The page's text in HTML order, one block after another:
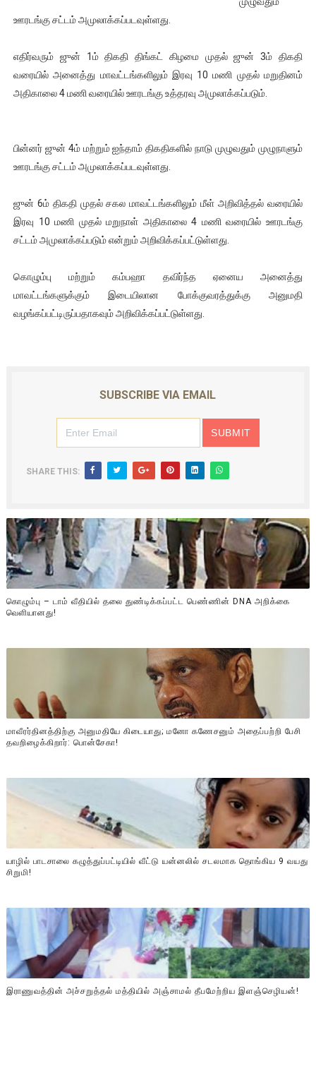
இளையராஜா – கமல் அவசர சந்திப்பு (படங்கள், விடியோ)
ஜனாதிபதி ஐக்கிய நாடுகளின் பொதுச் சபை கூட்டத்தில் இன்று
32 CM விநோத கன்றுக்குட்டி! (வீடியோ)
அல்வா கொடுக்கின்றது இலங்கை!
ஊரடங்கு சட்டம் அமுலாக்கப்படவுள்ளது.
எதிர்வரும் ஜுன் 1ம் திகதி திங்கட் கிழமை முதல் ஜுன் 3ம் திகதி
வரையில் அனைத்து மாவட்டங்களிலும் இரவு 10 மணி முதல் மறுதினம்
அதிகாலை 4 மணி வரையில் ஊரடங்கு உத்தரவு அமுலாக்கப்படும்.
பின்னர் ஜுன் 4ம் மற்றும் ஐந்தாம் திகதிகளில் நாடு முழுவதும் முழுநாளும்
ஊரடங்கு சட்டம் அமுலாக்கப்படவுள்ளது.
ஜுன் 6ம் திகதி முதல் சகல மாவட்டங்களிலும் மீள் அறிவித்தல் வரையில்
இரவு 10 மணி முதல் மறுநாள் அதிகாலை 4 மணி வரையில் ஊரடங்கு
சட்டம் அமுலாக்கப்படும் என்றும் அறிவிக்கப்பட்டுள்ளது.
கொழும்பு மற்றும் கம்பஹா தவிர்ந்த ஏனைய அனைத்து
மாவட்டங்களுக்கும் இடையிலான போக்குவரத்துக்கு அனுமதி
வழங்கப்பட்டிருப்பதாகவும் அறிவிக்கப்பட்டுள்ளது.
SUBSCRIBE VIA EMAIL
SHARE THIS:
கொழும்பு – டாம் வீதியில் தலை துண்டிக்கப்பட்ட பெண்ணின் DNA அறிக்கை
வௌியானது!
மாவீரர்தினத்திற்கு அனுமதியே கிடையாது; மனோ கணேசனும் அதைப்பற்றி பேசி
தவறிழைக்கிறார்: பொன்சேகா!
யாழில் பாடசாலை கழுத்துப்பட்டியில் வீட்டு யன்னலில் சடலமாக தொங்கிய 9 வயது
சிறுமி!
இராணுவத்தின் அச்சறுத்தல் மத்தியில் அஞ்சாமல் தீபமேற்றிய இளஞ்செழியன்!